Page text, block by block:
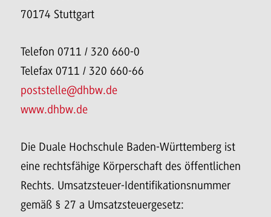
70174 Stuttgart
Telefon 0711 / 320 660-0
Telefax 0711 / 320 660-66
poststelle@dhbw.de
www.dhbw.de
Die Duale Hochschule Baden-Württemberg ist
eine rechtsfähige Körperschaft des öffentlichen
Rechts. Umsatzsteuer-Identifikationsnummer
gemäß § 27 a Umsatzsteuergesetz: